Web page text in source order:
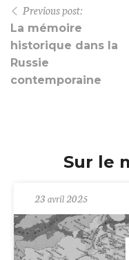
Previous post:
La mémoire
historique dans la
Russie
contemporaine
Sur le
23 avril 2025